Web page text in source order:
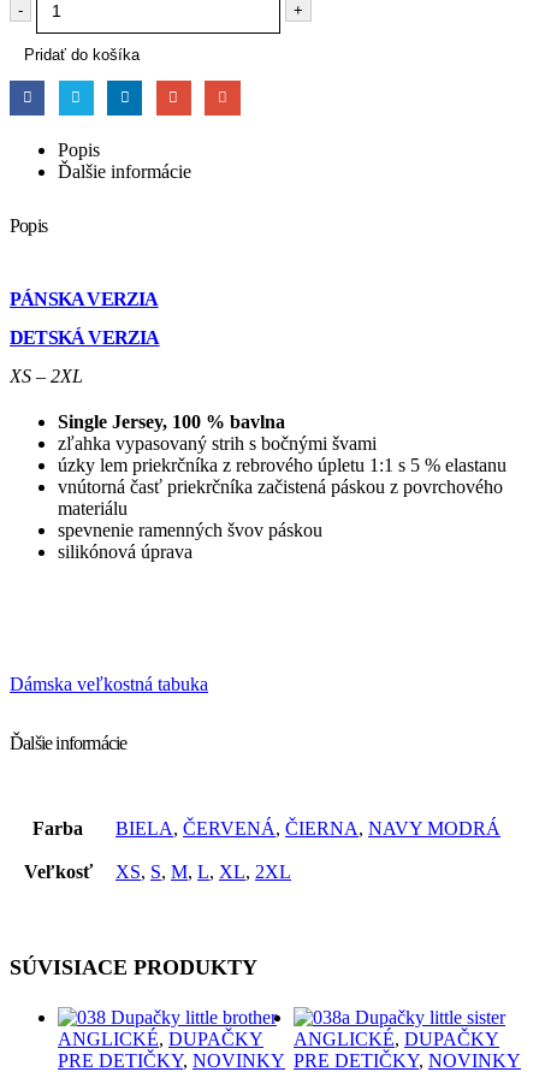
- +
Pridať do košíka
Popis
Ďalšie informácie
Popis
PÁNSKA VERZIA
DETSKÁ VERZIA
XS – 2XL
Single Jersey, 100 % bavlna
zľahka vypasovaný strih s bočnými švami
úzky lem priekrčníka z rebrového úpletu 1:1 s 5 % elastanu
vnútorná časť priekrčníka začistená páskou z povrchového
materiálu
spevnenie ramenných švov páskou
silikónová úprava
Dámska veľkostná tabuka
Ďalšie informácie
Farba BIELA, ČERVENÁ, ČIERNA, NAVY MODRÁ
Veľkosť XS, S, M, L, XL, 2XL
SÚVISIACE PRODUKTY
ANGLICKÉ, DUPAČKY
PRE DETIČKY, NOVINKY
ANGLICKÉ, DUPAČKY
PRE DETIČKY, NOVINKY